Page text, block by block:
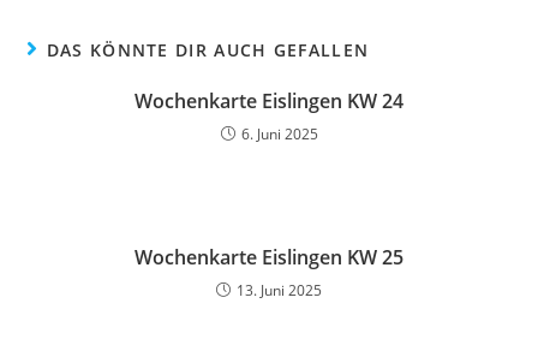
DAS KÖNNTE DIR AUCH GEFALLEN
Wochenkarte Eislingen KW 24
6. Juni 2025
Wochenkarte Eislingen KW 25
13. Juni 2025